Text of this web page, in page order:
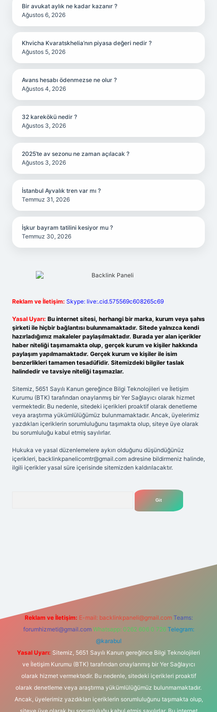
Bir avukat aylık ne kadar kazanır ?
Ağustos 6, 2026
Khvicha Kvaratskhelia’nın piyasa değeri nedir ?
Ağustos 5, 2026
Avans hesabı ödenmezse ne olur ?
Ağustos 4, 2026
32 karekökü nedir ?
Ağustos 3, 2026
2025’te av sezonu ne zaman açılacak ?
Ağustos 3, 2026
İstanbul Ayvalık tren var mı ?
Temmuz 31, 2026
İşkur bayram tatilini kesiyor mu ?
Temmuz 30, 2026
Reklam ve İletişim: Skype: live:.cid.575569c608265c69
Yasal Uyarı: Bu internet sitesi, herhangi bir marka, kurum veya şahıs
şirketi ile hiçbir bağlantısı bulunmamaktadır. Sitede yalnızca kendi
hazırladığımız makaleler paylaşılmaktadır. Burada yer alan içerikler
haber niteliği taşımamakta olup, gerçek kurum ve kişiler hakkında
paylaşım yapılmamaktadır. Gerçek kurum ve kişiler ile isim
benzerlikleri tamamen tesadüfidir. Sitemizdeki bilgiler taslak
halindedir ve tavsiye niteliği taşımazlar.
Sitemiz, 5651 Sayılı Kanun gereğince Bilgi Teknolojileri ve İletişim
Kurumu (BTK) tarafından onaylanmış bir Yer Sağlayıcı olarak hizmet
vermektedir. Bu nedenle, sitedeki içerikleri proaktif olarak denetleme
veya araştırma yükümlülüğümüz bulunmamaktadır. Ancak, üyelerimiz
yazdıkları içeriklerin sorumluluğunu taşımakta olup, siteye üye olarak
bu sorumluluğu kabul etmiş sayılırlar.
Hukuka ve yasal düzenlemelere aykırı olduğunu düşündüğünüz
içerikleri, backlinkpanelicomtr@gmail.com adresine bildirmeniz halinde,
ilgili içerikler yasal süre içerisinde sitemizden kaldırılacaktır.
Reklam ve İletişim: E-mail: backlinkpaneli@gmail.com Teams:
forumhizmeti@gmail.com Whatsapp: 0262 606 0 726 Telegram:
@karabul
Yasal Uyarı: Sitemiz, 5651 Sayılı Kanun gereğince Bilgi Teknolojileri
ve İletişim Kurumu (BTK) tarafından onaylanmış bir Yer Sağlayıcı
olarak hizmet vermektedir. Bu nedenle, sitedeki içerikleri proaktif
olarak denetleme veya araştırma yükümlülüğümüz bulunmamaktadır.
Ancak, üyelerimiz yazdıkları içeriklerin sorumluluğunu taşımakta olup,